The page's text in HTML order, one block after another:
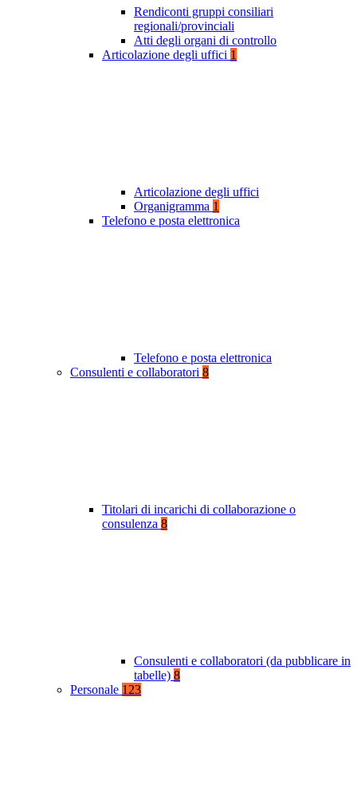
Rendiconti gruppi consiliari
regionali/provinciali
Atti degli organi di controllo
Articolazione degli uffici 1
Articolazione degli uffici
Organigramma 1
Telefono e posta elettronica
Telefono e posta elettronica
Consulenti e collaboratori 8
Titolari di incarichi di collaborazione o
consulenza 8
Consulenti e collaboratori (da pubblicare in
tabelle) 8
Personale 123